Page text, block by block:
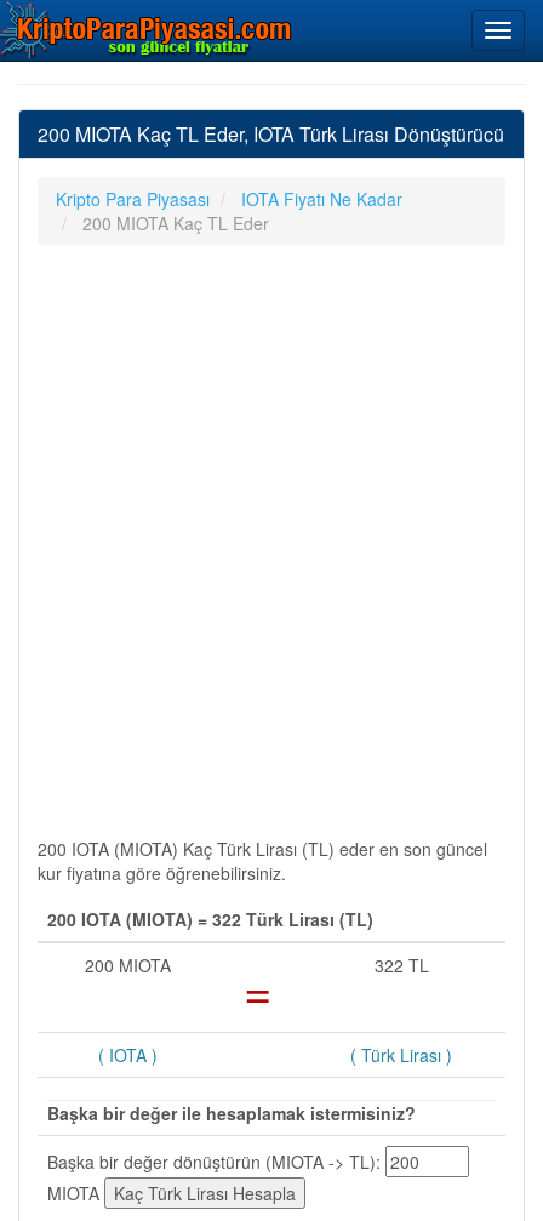
200 MIOTA Kaç TL Eder, IOTA Türk Lirası Dönüştürücü
Kripto Para Piyasası
IOTA Fiyatı Ne Kadar
200 MIOTA Kaç TL Eder
200 IOTA (MIOTA) Kaç Türk Lirası (TL) eder en son güncel
kur fiyatına göre öğrenebilirsiniz.
200 IOTA (MIOTA) = 322 Türk Lirası (TL)
200 MIOTA
= 322 TL
( IOTA ) ( Türk Lirası )
Başka bir değer ile hesaplamak istermisiniz?
Başka bir değer dönüştürün (MIOTA -> TL):
MIOTA